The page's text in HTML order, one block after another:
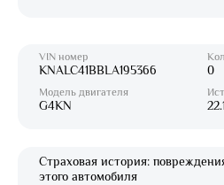
VIN номер
KNALC41BBLA195366
Модель двигателя
G4KN
0
Страховая история:
этого автомобиля